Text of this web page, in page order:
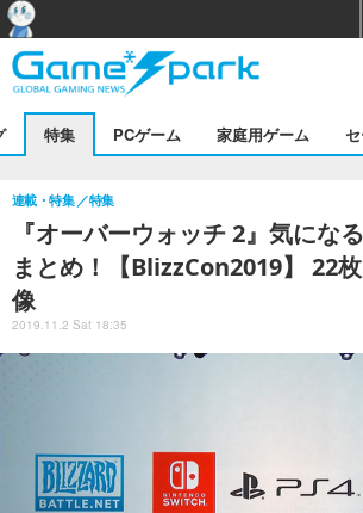
特集 PCゲーム 家庭用ゲーム セ
『オーバーウォッチ 2』気にな
まとめ！【BlizzCon2019】 22
像
連載・特集 特集
2019.11.2 Sat 18:35